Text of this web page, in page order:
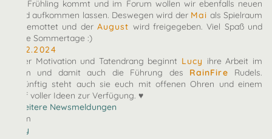
Der Frühling kommt und im Forum wollen wir ebenfalls neuen
Wind aufkommen lassen. Deswegen wird der Mai als Spielraum
eingemottet und derAugust wird freigegeben. Viel Spaß und
heiße Sommertage :)
07.12.2024
Voller Motivation und Tatendrang beginnt Lucy ihre Arbeit im
Team und damit auch die Führung des RainFire Rudels.
Zukünftig steht auch sie euch mit offenen Ohren und einem
Kopf voller Ideen zur Verfügung. ♥
» Weitere Newsmeldungen
Team
arby